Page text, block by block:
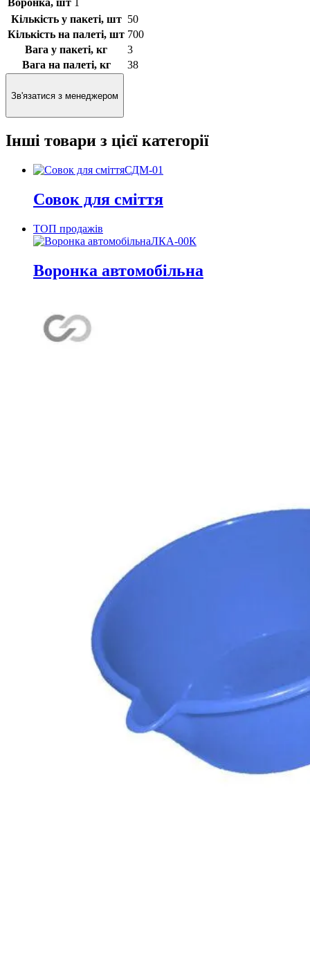
Воронка, шт
Кількість у пакеті, шт 50
Кількість на палеті, шт 700
Вага у пакеті, кг
3
Вага на палеті, кг
38
Зв'язатися з менеджером
Інші товари з цієї категорії
СДМ-01
Совок для сміття
ТОП продажів
ЛКА-00К
Воронка автомобільна